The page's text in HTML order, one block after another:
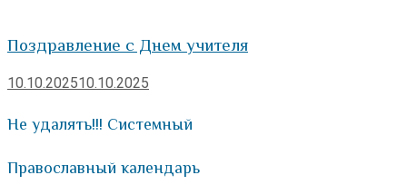
Поздравление с Днем учителя
10.10.202510.10.2025
Не удалять!!! Системный
Православный календарь